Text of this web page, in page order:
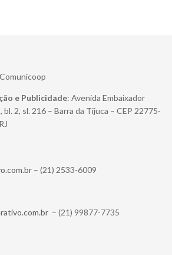
Comunicoop
e Publicidade: Avenida Embaixador
2, sl. 216 – Barra da Tijuca – CEP 22775-
– (21) 2533-6009
– (21) 99877-7735